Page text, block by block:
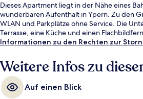
Dieses Apartment liegt in der Nähe eines
wunderbaren Aufenthalt in Ypern. Zu den
WLAN und Parkplätze ohne Service. Die
Terrasse, eine Küche und einen
Informationen zu den Rechten zur
Weitere Infos zu
Auf einen Blick